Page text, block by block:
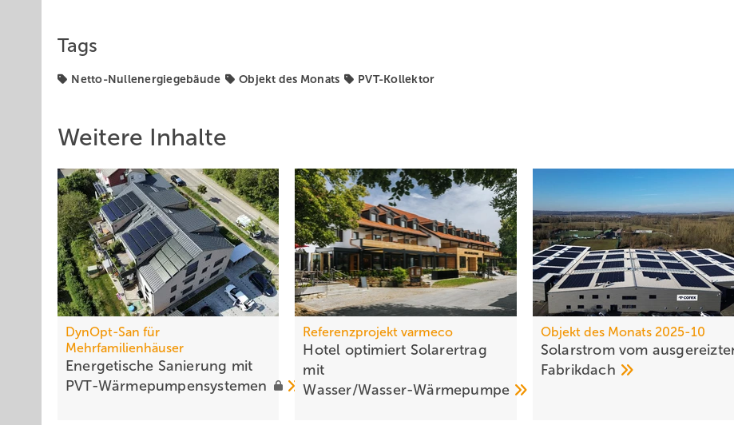
Tags
Netto-Nullenergiegebäude Objekt des Monats PVT-Kollektor
Weitere Inhalte
DynOpt-San für
Mehrfamilienhäuser
Energetische Sanierung mit
PVT-Wärmepumpensystemen
Referenzprojekt varmeco
Hotel optimiert Solarertrag
mit
Wasser/Wasser-Wärmepumpe
Objekt des Monats 2025-10
Solarstrom vom
Fabrikdach